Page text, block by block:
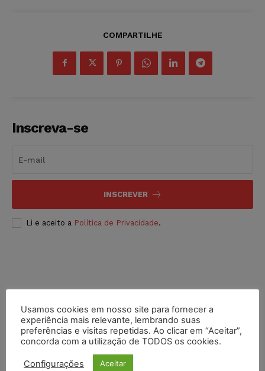
COMPARTILHE
Inscreva-se
INSCREVER
Li e aceito a Política de Privacidade.
Usamos cookies em nosso site para fornecer a
experiência mais relevante, lembrando suas
preferências e visitas repetidas. Ao clicar em “Aceitar”,
concorda com a utilização de TODOS os cookies.
Configurações Aceitar